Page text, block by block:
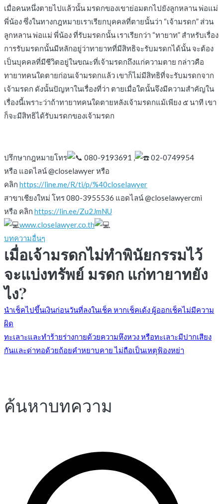
เมื่อคนหนึ่งตายไปแล้วนั้น มรดกของเขาย่อมตกไปยังลูกหลาน พ่อแม่
พี่น้อง ซึ่งในทางกฎหมายเราเรียกบุคคลที่ตายนั้นว่า “เจ้ามรดก” ส่วน
ลูกหลาน พ่อแม่ พี่น้อง ที่รับมรดกนั้น เราเรียกว่า “ทายาท” สำหรับเรื่อง
การรับมรดกนั้นมีหลักอยู่ว่าทายาทที่มีสิทธิจะรับมรดกได้นั้น จะต้อง
เป็นบุคคลที่มีชีวิตอยู่ในขณะที่เจ้ามรดกถึงแก่ความตาย กล่าวคือ
ทายาทคนใดตายก่อนเจ้ามรดกแล้ว เขาก็ไม่มีสิทธิที่จะรับมรดกจาก
เจ้ามรดก ดังนั้นปัญหาในเรื่องที่ว่า ตายเมื่อใดนั้นจึงมีความสำคัญใน
เรื่องนี้เพราะว่าถ้าทายาทคนใดตายหลังเจ้ามรดกแม้เพียง ๕ นาที เขา
ก็จะมีสิทธิได้รับมรดกของเจ้ามรดก
ปรึกษากฎหมายโทร 080-9193691 ,
02-0749954
หรือ แอดไลน์ @closelawyer หรือ
คลิก https://line.me/R/ti/p/%40closelawyer
สาขาเชียงใหม่ โทร 080-3955536 แอดไลน์ @closelawyercmi
หรือ คลิก https://lin.ee/Zu2JmNU
www.closelawyer.co.th
บทความอื่นๆ
เมื่อเจ้ามรดกไม่ทำพินัยกรรมไว้
จะแบ่งทรัพย์ มรดก แก่ทายาทยัง
ไง?
แนะแนว
เรื่อง
นำเช็คไปขึ้นเงินก่อนวันที่ลงในเช็ค หากเช็คเด้ง ผู้ออกเช็คไม่มีความ
ผิด
ทะเลาะและทำร้ายร่างกายด้วยความหึงหวง หรือทะเลาะมีปากเสียง
กันและด่าทอด้วยถ้อยคำหยาบคาย ไม่ถือเป็นเหตุฟ้องหย่า
ค้นหาบทความ